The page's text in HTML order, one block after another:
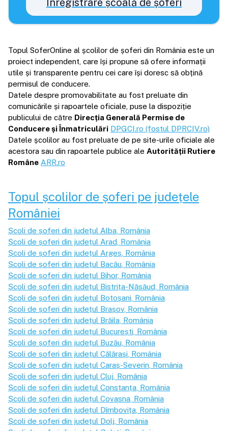
Înregistrare școală de șoferi
Topul SoferOnline al școlilor de șoferi din România este un
proiect independent, care își propune să ofere informații
utile și transparente pentru cei care își doresc să obțină
permisul de conducere.
Datele despre promovabilitate au fost preluate din
comunicările și rapoartele oficiale, puse la dispoziție
publicului de către Direcția Generală Permise de
Conducere și Înmatriculări DPGCI.ro (fostul DPRCIV.ro)
Datele școlilor au fost preluate de pe site-urile oficiale ale
acestora sau din rapoartele publice ale Autorității Rutiere
Române ARR.ro
Topul școlilor de șoferi pe județele
României
Școli de șoferi din județul Alba , România
Școli de șoferi din județul Arad , România
Școli de șoferi din județul Argeș , România
Școli de șoferi din județul Bacău , România
Școli de șoferi din județul Bihor, România
Școli de șoferi din județul Bistrița-Năsăud , România
Școli de șoferi din județul Botoșani , România
Școli de șoferi din județul Brașov , România
Școli de șoferi din județul Brăila , România
Școli de șoferi din județul București , România
Școli de șoferi din județul Buzău , România
Școli de șoferi din județul Călărași , România
Școli de șoferi din județul Caraș-Severin , România
Școli de șoferi din județul Cluj , România
Școli de șoferi din județul Constanța , România
Școli de șoferi din județul Covasna , România
Școli de șoferi din județul Dîmbovița , România
Școli de șoferi din județul Dolj , România